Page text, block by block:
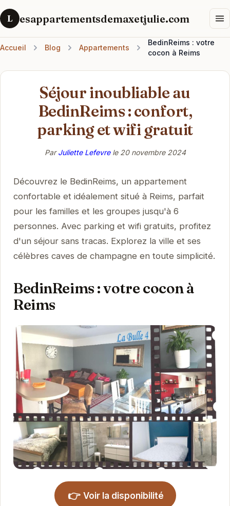
L esappartementsdemaxetjulie.com
Accueil Blog Appartements
BedinReims : votre
cocon à Reims
Séjour inoubliable au
BedinReims : confort,
parking et wifi gratuit
ParJuliette Lefevrele 20 novembre 2024
Découvrez le BedinReims, un appartement
confortable et idéalement situé à Reims, parfait
pour les familles et les groupes jusqu'à 6
personnes. Avec parking et wifi gratuits, profitez
d'un séjour sans tracas. Explorez la ville et ses
célèbres caves de champagne en toute simplicité.
BedinReims : votre cocon à
Reims
👉 Voir la disponibilité